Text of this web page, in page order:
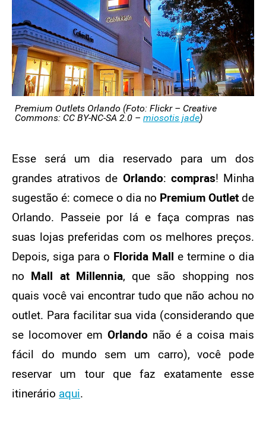
Premium Outlets Orlando (Foto: Flickr – Creative
Commons: CC BY-NC-SA 2.0 – miosotis jade)
Esse será um dia reservado para um dos
grandes atrativos de Orlando: compras! Minha
sugestão é: comece o dia no Premium Outlet de
Orlando. Passeie por lá e faça compras nas
suas lojas preferidas com os melhores preços.
Depois, siga para o Florida Mall
e termine o dia
no Mall at Millennia, que são shopping nos
quais você vai encontrar tudo que não achou no
outlet. Para facilitar sua vida (considerando que
se locomover em Orlando não é a coisa mais
fácil do mundo sem um carro), você pode
reservar um tour que faz exatamente esse
itinerário aqui.